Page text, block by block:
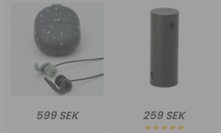
599 SEK 259 SEK